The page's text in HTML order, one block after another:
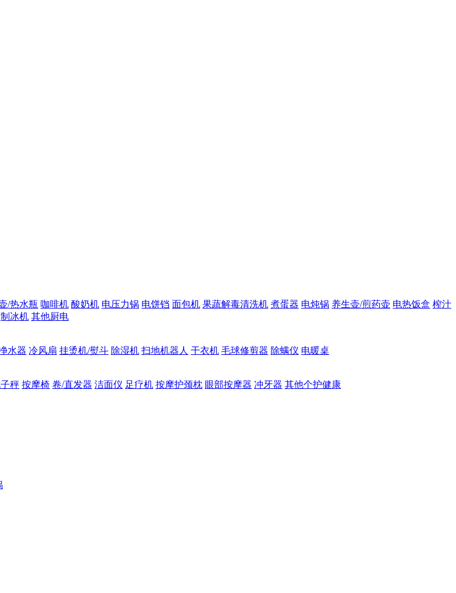
/热水瓶 咖啡机 酸奶机 电压力锅 电饼铛 面包机 果蔬解毒清洗机 煮蛋器 电炖锅 养生壶/煎药壶 电热饭盒 榨汁
制冰机 其他厨电
水器 冷风扇 挂烫机/熨斗 除湿机 扫地机器人 干衣机 毛球修剪器 除螨仪 电暖桌
秤 按摩椅 卷/直发器 洁面仪 足疗机 按摩护颈枕 眼部按摩器 冲牙器 其他个护健康